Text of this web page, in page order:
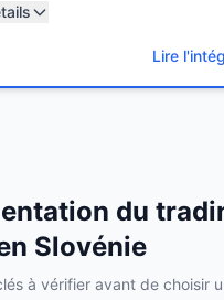
Lire
du
Slovénie
à vérifier avant de choisir